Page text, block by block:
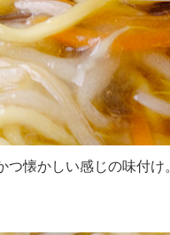
つ懐かしい感じの味付